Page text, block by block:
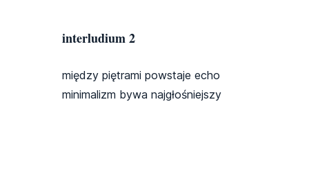
interludium 2
między piętrami powstaje echo
minimalizm bywa najgłośniejszy